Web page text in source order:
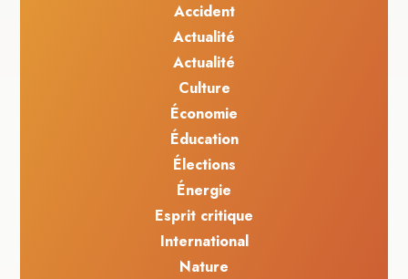
Accident
Actualité
Actualité
Culture
Économie
Éducation
Élections
Énergie
Esprit critique
International
Nature